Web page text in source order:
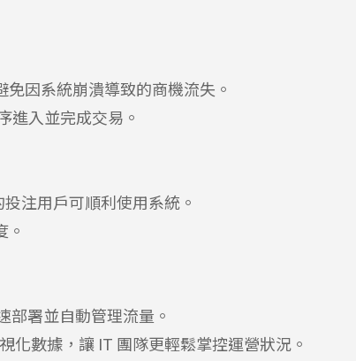
因系統崩潰導致的商機流失。
進入並完成交易。
注用戶可順利使用系統。
部署並自動管理流量。
化數據，讓 IT 團隊更輕鬆掌控運營狀況。